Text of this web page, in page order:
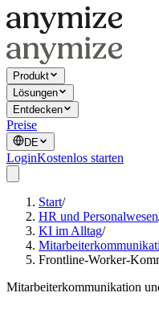
Produkt
Lösungen
Entdecken
Preise
DE
LoginKostenlos starten
Start/
HR und Personalwesen
KI im Alltag/
Frontline-Worker-
Mitarbeiterkommunikation